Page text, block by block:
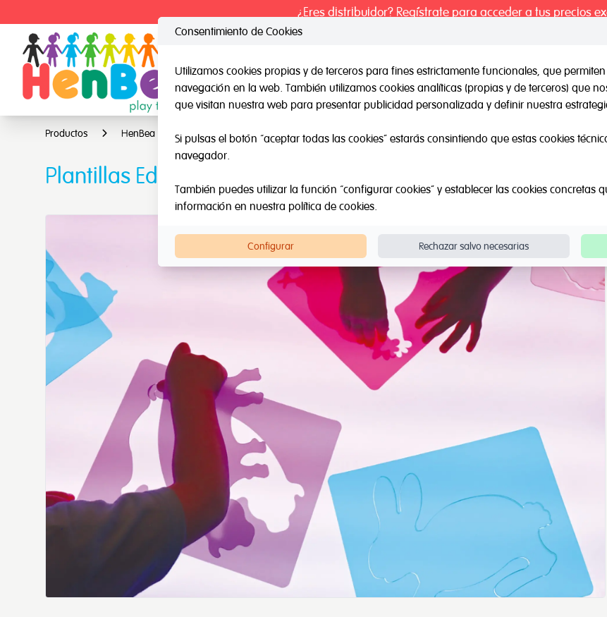
¿Eres distribuidor? Regístrate para acceder a tus precios
HenBea Nardil / Otras marcas Outlet Sobre Nosotros
Productos HenBea Light & learn Plantillas Educativas
Plantillas Educativas
Consentimiento de Cookies
Utilizamos cookies propias y de terceros para fines estrictamente funcionales, que
navegación en la web. También utilizamos cookies analíticas (propias y de terceros) que
que visitan nuestra web para presentar publicidad personalizada y definir nuestra
Si pulsas el botón “aceptar todas las cookies” estarás consintiendo que estas cookies
navegador.
También puedes utilizar la función “configurar cookies” y establecer las cookies concretas
información en nuestra política de cookies.
Configurar Rechazar salvo necesarias